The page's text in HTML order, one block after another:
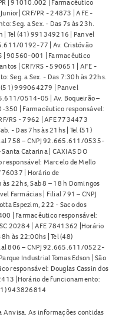
| 91010.002 | Farmacêutico
CRF/PR - 24873 | AFE -
Seg. a Sex. - Das 7s às 23h.
| Tel (41) 991349216 | Panvel
0192-77 | Av. Cristóvão
| 90560-001 | Farmacêutico
| CRF/RS - 590651 | AFE -
Seg. a Sex. - Das 7:30h às 22hs.
(51) 999064279 | Panvel
0514-05 | Av. Boqueirão –
350 | Farmacêutico responsável:
RS - 7962 | AFE 7734473
- Das 7hs às 21hs | Tel (51)
758 – CNPJ 92.665.611/0535-
Catarina | CAXIAS DO
Marcelo de Mello
| Horário de
22hs, Sab 8 – 18 h Domingos
Farmácias | Filial 791 – CNPJ
Espezim, 222 - Saco dos
| Farmacêutico responsável:
20284 | AFE 7841362 |Horário
às 22:00hs | Tel (48)
806 – CNPJ 92.665.611/0522-
Industrial Tomas Edson | São
responsável: Douglas Cassin dos
|Horário de funcionamento:
943826814
Anvisa. As informações contidas